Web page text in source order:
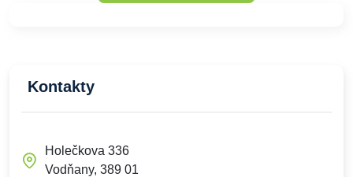
Kontakty
Holečkova 336
Vodňany, 389 01